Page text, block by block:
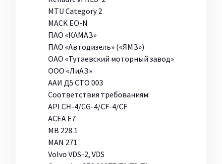
MTU Category 2
MACK EO-N
ПАО «КАМАЗ»
ПАО «Автодизель» («ЯМЗ»)
ОАО «Тутаевский моторный завод»
ООО «ЛиАЗ»
ААИ Д5 СТО 003
Соответствия требованиям:
API CH-4/CG-4/CF-4/CF
ACEA E7
MB 228.1
MAN 271
Volvo VDS-2, VDS